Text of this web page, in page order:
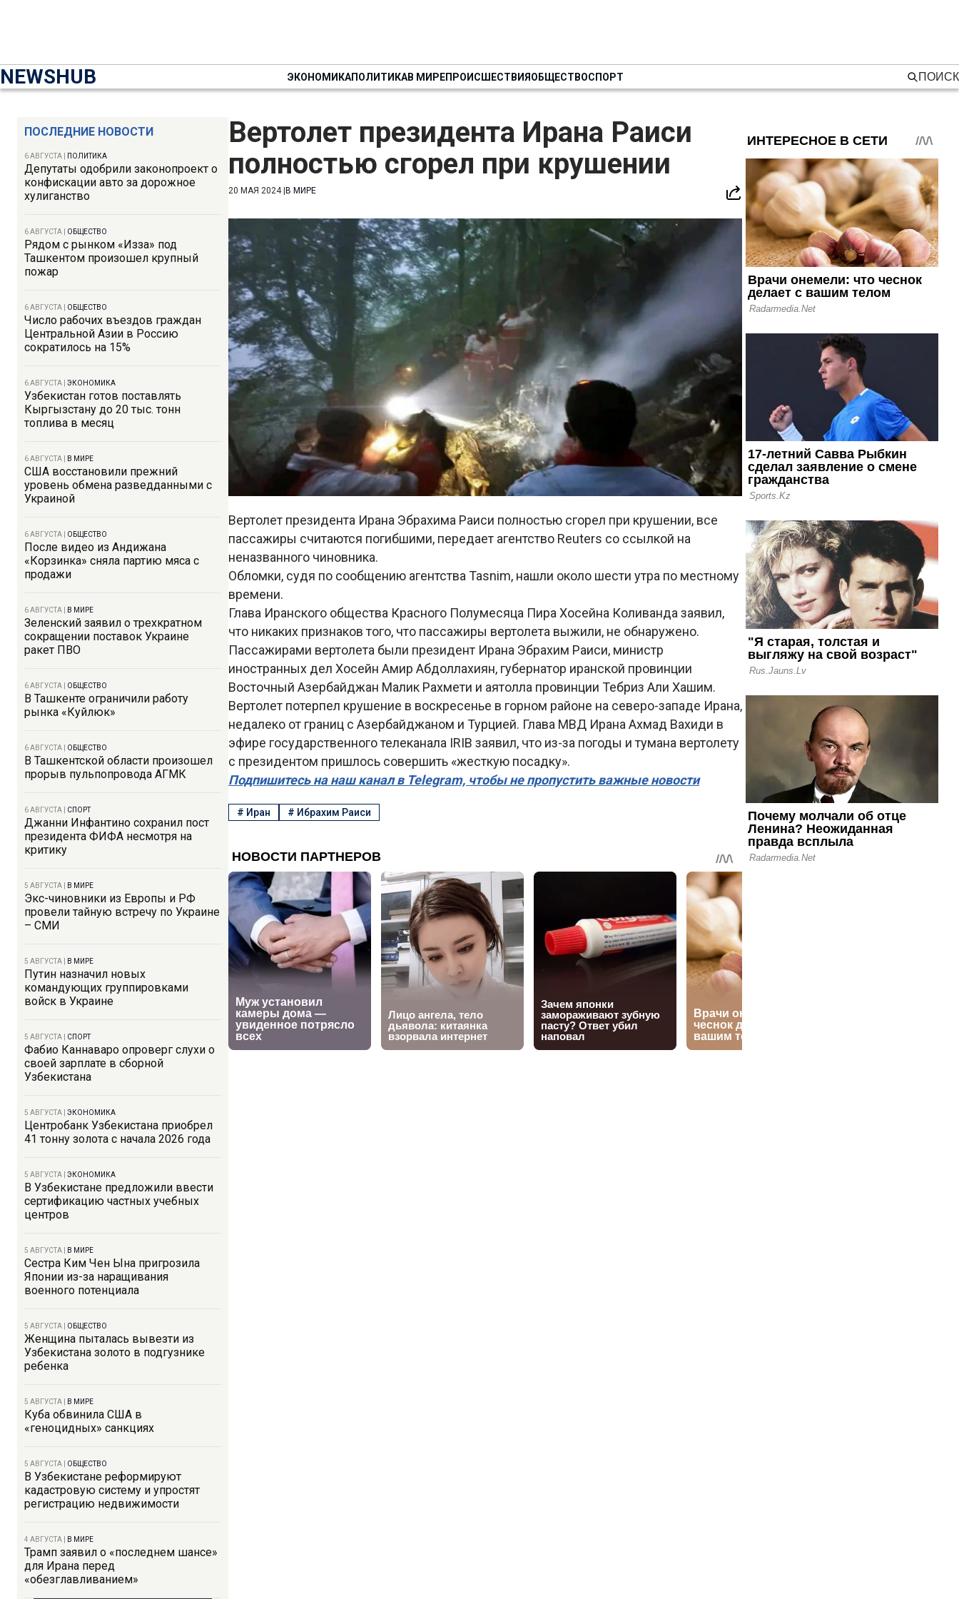
NEWSHUB ЭКОНОМИКАПОЛИТИКАВ МИРЕПРОИСШЕСТВИЯОБЩЕСТВОСПОРТ ПОИСК
ПОСЛЕДНИЕ НОВОСТИ
6 АВГУСТА ПОЛИТИКА
Депутаты одобрили законопроект о
конфискации авто за дорожное
хулиганство
6 АВГУСТА ОБЩЕСТВО
Рядом с рынком «Изза» под
Ташкентом произошел крупный
пожар
6 АВГУСТА ОБЩЕСТВО
Число рабочих въездов граждан
Центральной Азии в Россию
сократилось на 15%
6 АВГУСТА ЭКОНОМИКА
Узбекистан готов поставлять
Кыргызстану до 20 тыс. тонн
топлива в месяц
6 АВГУСТА В МИРЕ
США восстановили прежний
уровень обмена разведданными с
Украиной
6 АВГУСТА ОБЩЕСТВО
После видео из Андижана
«Корзинка» сняла партию мяса с
продажи
6 АВГУСТА В МИРЕ
Зеленский заявил о трехкратном
сокращении поставок Украине
ракет ПВО
6 АВГУСТА ОБЩЕСТВО
В Ташкенте ограничили работу
рынка «Куйлюк»
6 АВГУСТА ОБЩЕСТВО
В Ташкентской области произошел
прорыв пульпопровода АГМК
6 АВГУСТА СПОРТ
Джанни Инфантино сохранил пост
президента ФИФА несмотря на
критику
5 АВГУСТА В МИРЕ
Экс-чиновники из Европы и РФ
провели тайную встречу по Украине
– СМИ
5 АВГУСТА В МИРЕ
Путин назначил новых
командующих группировками
войск в Украине
5 АВГУСТА СПОРТ
Фабио Каннаваро опроверг слухи о
своей зарплате в сборной
Узбекистана
5 АВГУСТА ЭКОНОМИКА
Центробанк Узбекистана приобрел
41 тонну золота с начала 2026 года
5 АВГУСТА ЭКОНОМИКА
В Узбекистане предложили ввести
сертификацию частных учебных
центров
5 АВГУСТА В МИРЕ
Сестра Ким Чен Ына пригрозила
Японии из-за наращивания
военного потенциала
5 АВГУСТА ОБЩЕСТВО
Женщина пыталась вывезти из
Узбекистана золото в подгузнике
ребенка
5 АВГУСТА В МИРЕ
Куба обвинила США в
«геноцидных» санкциях
5 АВГУСТА ОБЩЕСТВО
В Узбекистане реформируют
кадастровую систему и упростят
регистрацию недвижимости
4 АВГУСТА В МИРЕ
Трамп заявил о «последнем шансе»
для Ирана перед
«обезглавливанием»
Вертолет президента Ирана Раиси
полностью сгорел при крушении
20 МАЯ 2024| В МИРЕ
Вертолет президента Ирана Эбрахима Раиси полностью сгорел при крушении, все
пассажиры считаются погибшими, передает агентство Reuters со ссылкой на
неназванного чиновника.
Обломки, судя по сообщению агентства Tasnim, нашли около шести утра по местному
времени.
Глава Иранского общества Красного Полумесяца Пира Хосейна Коливанда заявил,
что никаких признаков того, что пассажиры вертолета выжили, не обнаружено.
Пассажирами вертолета были президент Ирана Эбрахим Раиси, министр
иностранных дел Хосейн Амир Абдоллахиян, губернатор иранской провинции
Восточный Азербайджан Малик Рахмети и аятолла провинции Тебриз Али Хашим.
Вертолет потерпел крушение в воскресенье в горном районе на северо-западе Ирана,
недалеко от границ с Азербайджаном и Турцией. Глава МВД Ирана Ахмад Вахиди в
эфире государственного телеканала IRIB заявил, что из-за погоды и тумана вертолету
с президентом пришлось совершить «жесткую посадку».
Подпишитесь на наш канал в Telegram, чтобы не пропустить важные новости
# Иран # Ибрахим Раиси